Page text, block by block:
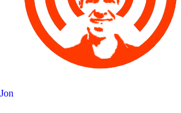
Jon